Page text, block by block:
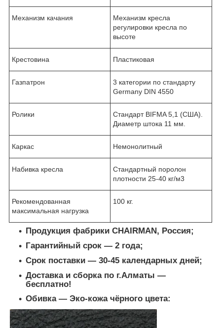
Механизм качания
Механизм кресла
регулировки кресла по
высоте
Крестовина Пластиковая
Газпатрон
3 категории по стандарту
Germany DIN 4550
Ролики
Стандарт BIFMA 5,1 (США).
Диаметр штока 11 мм.
Каркас Немонолитный
Набивка кресла
Стандартный поролон
плотности 25-40 кг/м3
Рекомендованная
максимальная нагрузка
100 кг.
Продукция фабрики CHAIRMAN, Россия;
Гарантийный срок ― 2 года;
Срок поставки ― 30-45 календарных дней;
Доставка и сборка по г.Алматы ―
бесплатно!
Обивка ― Эко-кожа чёрного цвета: